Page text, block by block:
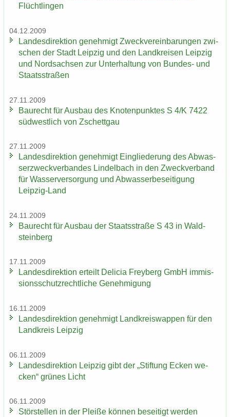
Flücht­lin­gen
04.12.2009
Lan­des­di­rek­ti­on ge­neh­migt Zweck­ver­ein­ba­run­gen zwi­
schen der Stadt Leip­zig und den Land­krei­sen Leip­zig
und Nord­sach­sen zur Un­ter­hal­tung von Bundes-​ und
Staats­stra­ßen
27.11.2009
Bau­recht für Aus­bau des Kno­ten­punk­tes S 4/K 7422
süd­west­lich von Zschett­gau
27.11.2009
Lan­des­di­rek­ti­on ge­neh­migt Ein­glie­de­rung des Ab­was­
ser­zweck­ver­ban­des Lindel­bach in den Zweck­ver­band
für Was­ser­ver­sor­gung und Ab­was­ser­be­sei­ti­gung
Leipzig-​Land
24.11.2009
Bau­recht für Aus­bau der Staats­stra­ße S 43 in Wald­
stein­berg
17.11.2009
Lan­des­di­rek­ti­on er­teilt De­li­cia Frey­berg GmbH im­mis­
si­ons­schutz­recht­li­che Ge­neh­mi­gung
16.11.2009
Lan­des­di­rek­ti­on ge­neh­migt Land­kreis­wap­pen für den
Land­kreis Leip­zig
06.11.2009
Lan­des­di­rek­ti­on Leip­zig gibt der „Stif­tung Ecken we­
cken“ grü­nes Licht
06.11.2009
Stör­stel­len in der Plei­ße kön­nen be­sei­tigt wer­den